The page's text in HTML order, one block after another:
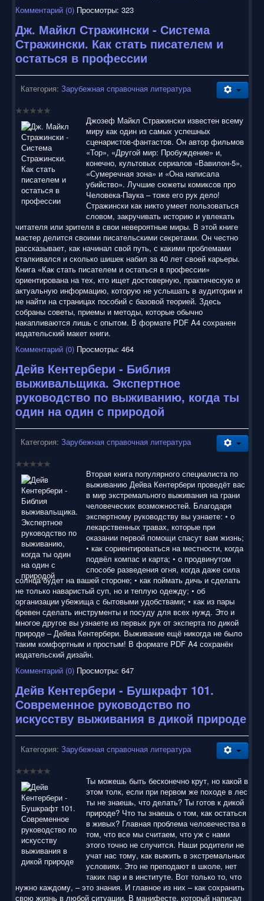
Комментарий (0) Просмотры: 323
Дж. Майкл Стражински - Система
Стражински. Как стать писателем и
остаться в профессии
Категория: Зарубежная справочная литература
Джозеф Майкл Стражински известен всему
миру как один из самых успешных
сценаристов-фантастов. Он автор фильмов
«Тор», «Другой мир: Пробуждение» и,
конечно, культовых сериалов «Вавилон-5»,
«Сумеречная зона» и «Она написала
убийство». Лучшие сюжеты комиксов про
Человека-Паука – тоже его рук дело!
Стражински как никто умеет пользоваться
словом, закручивать историю и увлекать
читателя или зрителя в свои невероятные миры. В этой книге
мастер делится своими писательскими секретами. Он честно
рассказывает, как начинал свой путь, с какими проблемами
сталкивался и сколько шишек набил за 40 лет своей карьеры.
Книга «Как стать писателем и остаться в профессии»
ориентирована на тех, кто ищет достоверную, практическую и
актуальную информацию, которую не услышать в аудитории и
не найти на страницах пособий с базовой теорией. Здесь
собраны советы, приемы и методы, которые обычно
накапливаются лишь с опытом. В формате PDF A4 сохранен
издательский макет книги.
Комментарий (0) Просмотры: 464
Дейв Кентербери - Библия
выживальщика. Экспертное
руководство по выживанию, когда ты
один на один с природой
Категория: Зарубежная справочная литература
Вторая книга популярного специалиста по
выживанию Дейва Кентербери проведёт вас
в мир экстремального выживания на грани
человеческих возможностей. Благодаря
экспертному руководству вы узнаете: • о
лекарственных травах, которые при
оказании первой помощи спасут вам жизнь;
• как сориентироваться на местности, когда
подвёл компас и карта; • о продвинутом
способе разведения огня, когда даже сила
солнца будет на вашей стороне; • как поймать дичь и сделать
не только наваристый суп, но и теплую одежду; • об
организации убежища с бытовыми удобствами; • как из пары
бревен сделать инструменты и посуду для всех нужд. Это и
многое другое вы узнаете из первых рук от эксперта по дикой
природе – Дейва Кентербери. Выживание ещё никогда не было
таким комфортным и простым! В формате PDF A4 сохранён
издательский дизайн.
Комментарий (0) Просмотры: 647
Дейв Кентербери - Бушкрафт 101.
Современное руководство по
искусству выживания в дикой природе
Категория: Зарубежная справочная литература
Ты можешь быть бесконечно крут, но какой в
этом толк, если при первом же походе в лес
ты не знаешь, что делать? Ты готов к дикой
природе? Что ты знаешь о том, как остаться
в живых? Главная проблема человечества в
том, что все мы считаем, что уж с нами
этого точно не случится. Наши родители не
учат нас тому, как выжить в экстремальных
условиях. Это не преподают в школе, нет
таких пар и в институте. Вот только то, что
нужно каждому, – это знания. И главное из них – как сохранить
свою жизнь в любой ситуации. В манифесте, который написал